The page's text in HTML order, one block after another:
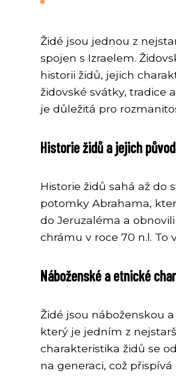
Židé jsou jednou z
spojen s Izraelem.
historii židů, jejich
židovské svátky, tradice
je důležitá pro
Historie židů a jejich
Historie židů sahá až do
potomky Abrahama,
do Jeruzaléma a
chrámu v roce 70 n.l. To
Náboženské a etnické
Židé jsou náboženskou
který je jedním z
charakteristika židů se
na generaci, což